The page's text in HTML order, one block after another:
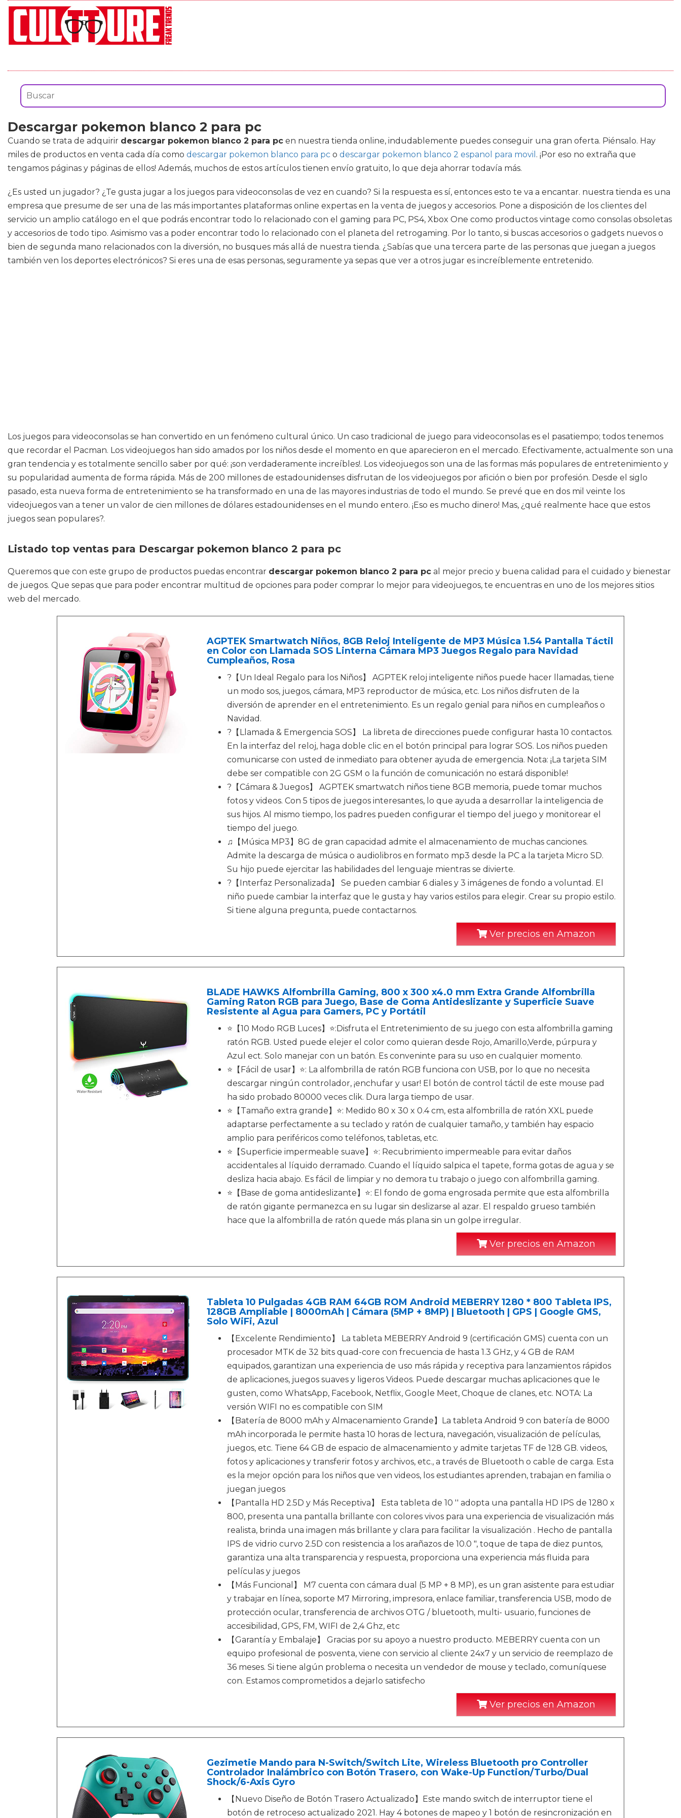
Descargar pokemon blanco 2 para pc
Cuando se trata de adquirir descargar pokemon blanco 2 para pc en nuestra tienda online, indudablemente puedes conseguir una gran oferta. Piénsalo. Hay
miles de productos en venta cada día como descargar pokemon blanco para pc o descargar pokemon blanco 2 espanol para movil . ¡Por eso no extraña que
tengamos páginas y páginas de ellos! Además, muchos de estos artículos tienen envío gratuito, lo que deja ahorrar todavía más.
¿Es usted un jugador? ¿Te gusta jugar a los juegos para videoconsolas de vez en cuando? Si la respuesta es sí, entonces esto te va a encantar. nuestra tienda es una
empresa que presume de ser una de las más importantes plataformas online expertas en la venta de juegos y accesorios. Pone a disposición de los clientes del
servicio un amplio catálogo en el que podrás encontrar todo lo relacionado con el gaming para PC, PS4, Xbox One como productos vintage como consolas obsoletas
y accesorios de todo tipo. Asimismo vas a poder encontrar todo lo relacionado con el planeta del retrogaming. Por lo tanto, si buscas accesorios o gadgets nuevos o
bien de segunda mano relacionados con la diversión, no busques más allá de nuestra tienda. ¿Sabías que una tercera parte de las personas que juegan a juegos
también ven los deportes electrónicos? Si eres una de esas personas, seguramente ya sepas que ver a otros jugar es increíblemente entretenido.
Los juegos para videoconsolas se han convertido en un fenómeno cultural único. Un caso tradicional de juego para videoconsolas es el pasatiempo; todos tenemos
que recordar el Pacman. Los videojuegos han sido amados por los niños desde el momento en que aparecieron en el mercado. Efectivamente, actualmente son una
gran tendencia y es totalmente sencillo saber por qué: ¡son verdaderamente increíbles!. Los videojuegos son una de las formas más populares de entretenimiento y
su popularidad aumenta de forma rápida. Más de 200 millones de estadounidenses disfrutan de los videojuegos por afición o bien por profesión. Desde el siglo
pasado, esta nueva forma de entretenimiento se ha transformado en una de las mayores industrias de todo el mundo. Se prevé que en dos mil veinte los
videojuegos van a tener un valor de cien millones de dólares estadounidenses en el mundo entero. ¡Eso es mucho dinero! Mas, ¿qué realmente hace que estos
juegos sean populares?.
Listado top ventas para Descargar pokemon blanco 2 para pc
Queremos que con este grupo de productos puedas encontrar descargar pokemon blanco 2 para pc al mejor precio y buena calidad para el cuidado y bienestar
de juegos. Que sepas que para poder encontrar multitud de opciones para poder comprar lo mejor para videojuegos, te encuentras en uno de los mejores sitios
web del mercado.
AGPTEK Smartwatch Niños, 8GB Reloj Inteligente de MP3 Música 1.54 Pantalla Táctil
en Color con Llamada SOS Linterna Cámara MP3 Juegos Regalo para Navidad
Cumpleaños, Rosa
?【Un Ideal Regalo para los Niños】 AGPTEK reloj inteligente niños puede hacer llamadas, tiene
un modo sos, juegos, cámara, MP3 reproductor de música, etc. Los niños disfruten de la
diversión de aprender en el entretenimiento. Es un regalo genial para niños en cumpleaños o
Navidad.
?【Llamada & Emergencia SOS】 La libreta de direcciones puede configurar hasta 10 contactos.
En la interfaz del reloj, haga doble clic en el botón principal para lograr SOS. Los niños pueden
comunicarse con usted de inmediato para obtener ayuda de emergencia. Nota: ¡La tarjeta SIM
debe ser compatible con 2G GSM o la función de comunicación no estará disponible!
?【Cámara & Juegos】 AGPTEK smartwatch niños tiene 8GB memoria, puede tomar muchos
fotos y videos. Con 5 tipos de juegos interesantes, lo que ayuda a desarrollar la inteligencia de
sus hijos. Al mismo tiempo, los padres pueden configurar el tiempo del juego y monitorear el
tiempo del juego.
♫【Música MP3】8G de gran capacidad admite el almacenamiento de muchas canciones.
Admite la descarga de música o audiolibros en formato mp3 desde la PC a la tarjeta Micro SD.
Su hijo puede ejercitar las habilidades del lenguaje mientras se divierte.
?【Interfaz Personalizada】 Se pueden cambiar 6 diales y 3 imágenes de fondo a voluntad. El
niño puede cambiar la interfaz que le gusta y hay varios estilos para elegir. Crear su propio estilo.
Si tiene alguna pregunta, puede contactarnos.
Ver precios en Amazon
BLADE HAWKS Alfombrilla Gaming, 800 x 300 x4.0 mm Extra Grande Alfombrilla
Gaming Raton RGB para Juego, Base de Goma Antideslizante y Superficie Suave
Resistente al Agua para Gamers, PC y Portátil
⭐【10 Modo RGB Luces】⭐:Disfruta el Entretenimiento de su juego con esta alfombrilla gaming
ratón RGB. Usted puede elejer el color como quieran desde Rojo, Amarillo,Verde, púrpura y
Azul ect. Solo manejar con un batón. Es conveninte para su uso en cualquier momento.
⭐【Fácil de usar】⭐: La alfombrilla de ratón RGB funciona con USB, por lo que no necesita
descargar ningún controlador, ¡enchufar y usar! El botón de control táctil de este mouse pad
ha sido probado 80000 veces clik. Dura larga tiempo de usar.
⭐【Tamaño extra grande】⭐: Medido 80 x 30 x 0.4 cm, esta alfombrilla de ratón XXL puede
adaptarse perfectamente a su teclado y ratón de cualquier tamaño, y también hay espacio
amplio para periféricos como teléfonos, tabletas, etc.
⭐【Superficie impermeable suave】⭐: Recubrimiento impermeable para evitar daños
accidentales al líquido derramado. Cuando el líquido salpica el tapete, forma gotas de agua y se
desliza hacia abajo. Es fácil de limpiar y no demora tu trabajo o juego con alfombrilla gaming.
⭐【Base de goma antideslizante】⭐: El fondo de goma engrosada permite que esta alfombrilla
de ratón gigante permanezca en su lugar sin deslizarse al azar. El respaldo grueso también
hace que la alfombrilla de ratón quede más plana sin un golpe irregular.
Ver precios en Amazon
Tableta 10 Pulgadas 4GB RAM 64GB ROM Android MEBERRY 1280 * 800 Tableta IPS,
128GB Ampliable | 8000mAh | Cámara (5MP + 8MP) | Bluetooth | GPS | Google GMS,
Solo WiFi, Azul
【Excelente Rendimiento】 La tableta MEBERRY Android 9 (certificación GMS) cuenta con un
procesador MTK de 32 bits quad-core con frecuencia de hasta 1.3 GHz, y 4 GB de RAM
equipados, garantizan una experiencia de uso más rápida y receptiva para lanzamientos rápidos
de aplicaciones, juegos suaves y ligeros Videos. Puede descargar muchas aplicaciones que le
gusten, como WhatsApp, Facebook, Netflix, Google Meet, Choque de clanes, etc. NOTA: La
versión WIFI no es compatible con SIM
【Batería de 8000 mAh y Almacenamiento Grande】La tableta Android 9 con batería de 8000
mAh incorporada le permite hasta 10 horas de lectura, navegación, visualización de películas,
juegos, etc. Tiene 64 GB de espacio de almacenamiento y admite tarjetas TF de 128 GB. videos,
fotos y aplicaciones y transferir fotos y archivos, etc., a través de Bluetooth o cable de carga. Esta
es la mejor opción para los niños que ven videos, los estudiantes aprenden, trabajan en familia o
juegan juegos
【Pantalla HD 2.5D y Más Receptiva】 Esta tableta de 10 '' adopta una pantalla HD IPS de 1280 x
800, presenta una pantalla brillante con colores vivos para una experiencia de visualización más
realista, brinda una imagen más brillante y clara para facilitar la visualización . Hecho de pantalla
IPS de vidrio curvo 2.5D con resistencia a los arañazos de 10.0 ", toque de tapa de diez puntos,
garantiza una alta transparencia y respuesta, proporciona una experiencia más fluida para
películas y juegos
【Más Funcional】 M7 cuenta con cámara dual (5 MP + 8 MP), es un gran asistente para estudiar
y trabajar en línea, soporte M7 Mirroring, impresora, enlace familiar, transferencia USB, modo de
protección ocular, transferencia de archivos OTG / bluetooth, multi- usuario, funciones de
accesibilidad, GPS, FM, WIFI de 2,4 Ghz, etc
【Garantía y Embalaje】 Gracias por su apoyo a nuestro producto. MEBERRY cuenta con un
equipo profesional de posventa, viene con servicio al cliente 24x7 y un servicio de reemplazo de
36 meses. Si tiene algún problema o necesita un vendedor de mouse y teclado, comuníquese
con. Estamos comprometidos a dejarlo satisfecho
Ver precios en Amazon
Gezimetie Mando para N-Switch/Switch Lite, Wireless Bluetooth pro Controller
Controlador Inalámbrico con Botón Trasero, con Wake-Up Function/Turbo/Dual
Shock/6-Axis Gyro
【Nuevo Diseño de Botón Trasero Actualizado】Este mando switch de interruptor tiene el
botón de retroceso actualizado 2021. Hay 4 botones de mapeo y 1 botón de resincronización en